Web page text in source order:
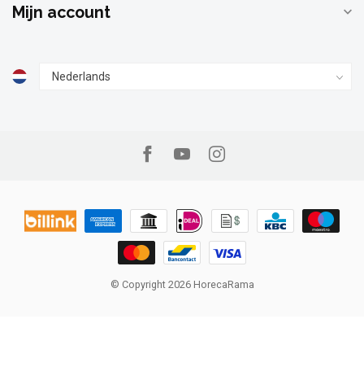
Mijn account
© Copyright 2026 HorecaRama